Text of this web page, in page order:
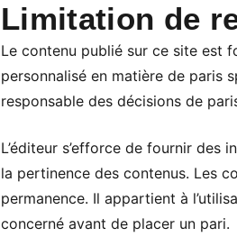
Limitation de
Le contenu publié sur ce site est
personnalisé en matière de paris
responsable des décisions de
L’éditeur s’efforce de fournir des
la pertinence des contenus. Les
permanence. Il appartient à
concerné avant de placer un pari.